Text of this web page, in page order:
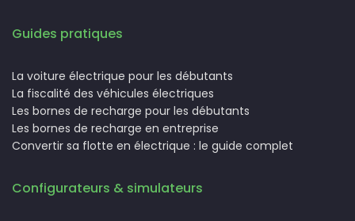
Guides pratiques
La voiture électrique pour les débutants
La fiscalité des véhicules électriques
Les bornes de recharge pour les débutants
Les bornes de recharge en entreprise
Convertir sa flotte en électrique : le guide complet
Configurateurs & simulateurs